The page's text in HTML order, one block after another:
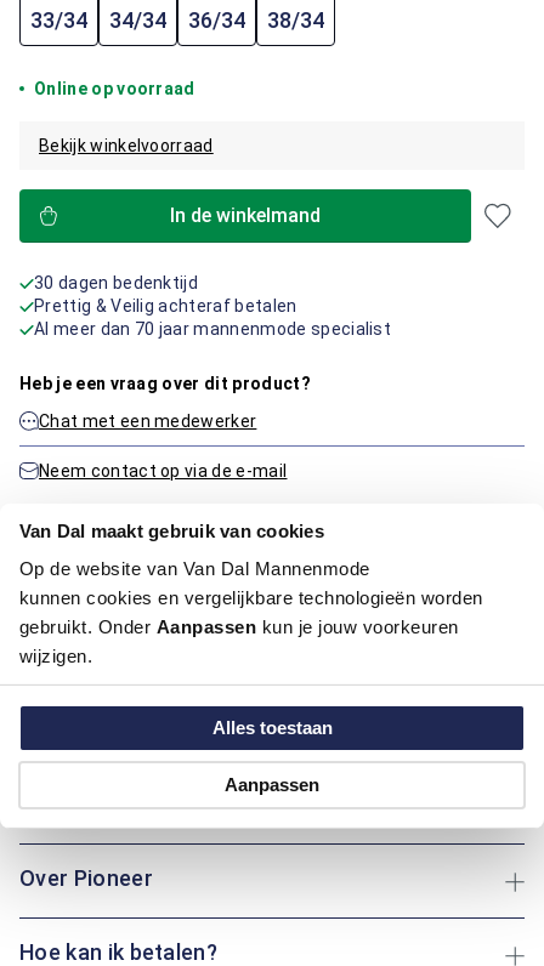
Van Dal maakt gebruik van cookies
Op de website van Van Dal Mannenmode
kunnen cookies en vergelijkbare technologieën worden
gebruikt. Onder Aanpassen kun je jouw voorkeuren
wijzigen.
Alles toestaan
Aanpassen
33/34 34/34 36/34 38/34
Online op voorraad
Bekijk winkelvoorraad
In de winkelmand
30 dagen bedenktijd
Prettig & Veilig achteraf betalen
Al meer dan 70 jaar mannenmode specialist
Heb je een vraag over dit product?
Chat met een medewerker
Neem contact op via de e-mail
Productinformatie
Artikelnummer
1016117-21-40/32
Kleur:
Materiaal:
84% Katoen / 14% Polyester / 2% Elastaan
Pasvorm:
Regular Fit
Uni motief
Maatinformatie
Over Pioneer
Hoe kan ik betalen?